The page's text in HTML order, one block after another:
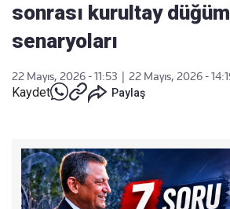
sonrası kurultay
senaryoları
22 Mayıs, 2026 - 11:53 22 Mayıs, 2026 -
Kaydet Paylaş